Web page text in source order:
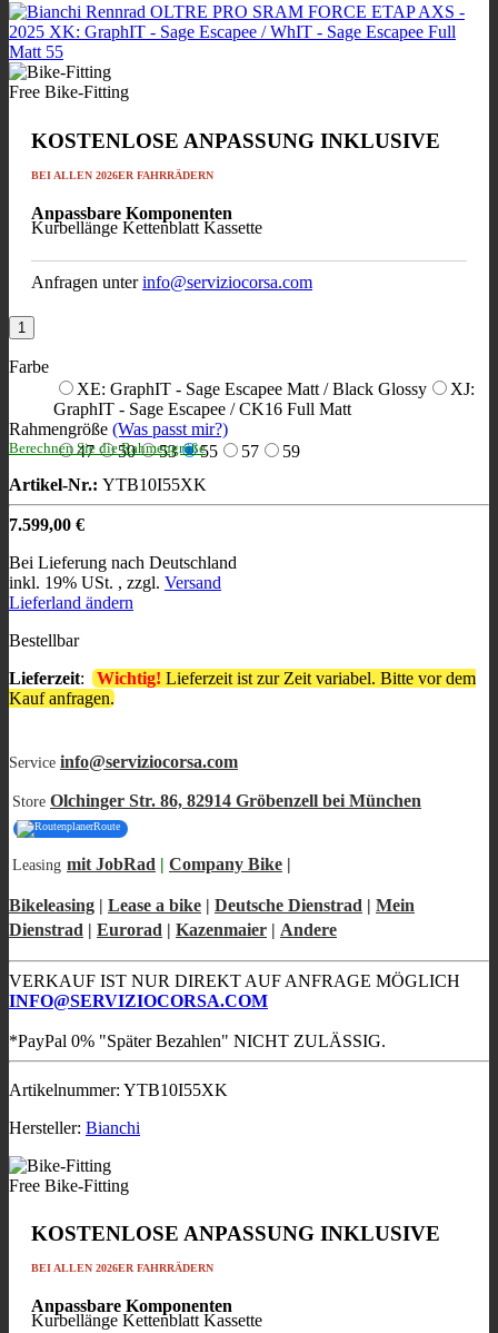
Free Bike-Fitting
KOSTENLOSE ANPASSUNG INKLUSIVE
BEI ALLEN 2026ER FAHRRÄDERN
Anpassbare Komponenten
Kurbellänge Kettenblatt Kassette
Anfragen unterinfo@serviziocorsa.com
Farbe
XE: GraphIT - Sage Escapee Matt / Black Glossy
XJ:
GraphIT - Sage Escapee / CK16 Full Matt
Rahmengröße (Was passt mir?)
47
50 53 55 57 59
Berechnen Sie die Rahmengröße
Artikel-Nr.: YTB10I55XK
7.599,00 €
Bei Lieferung nach Deutschland
inkl. 19% USt. , zzgl. Versand
Lieferland ändern
Bestellbar
Lieferzeit: Wichtig! Lieferzeit ist zur Zeit variabel. Bitte vor dem
Kauf anfragen.
Service info@serviziocorsa.com
Store Olchinger Str. 86, 82914 Gröbenzell bei München
Route
Leasing mit JobRad | Company Bike |
Bikeleasing | Lease a bike | Deutsche Dienstrad | Mein
Dienstrad | Eurorad | Kazenmaier | Andere
VERKAUF IST NUR DIREKT AUF ANFRAGE MÖGLICH
INFO@SERVIZIOCORSA.COM
*PayPal 0% "Später Bezahlen" NICHT ZULÄSSIG.
Artikelnummer: YTB10I55XK
Hersteller: Bianchi
Free Bike-Fitting
KOSTENLOSE ANPASSUNG INKLUSIVE
BEI ALLEN 2026ER FAHRRÄDERN
Anpassbare Komponenten
Kurbellänge Kettenblatt Kassette